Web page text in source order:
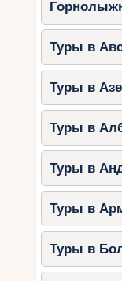
Туры в
Туры в
Туры в
Туры в
Туры в
Туры в